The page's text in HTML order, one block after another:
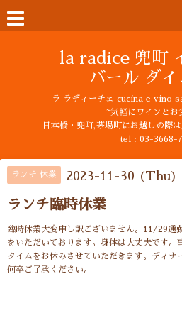
la radice 兜町
バール ダ
ラ ラディーチェ cucina e vino
~気軽にワインとお
日本橋・兜町,茅場町にお越しの際
tel : 03-3668-
ランチ 休業 2023-11-30 (Thu)
ランチ臨時休業
臨時休業大変申し訳ございません。11/29通
をいただいております。身体は大丈夫です
タイムをお休みさせていただきます。ディナ
何卒ご了承ください。